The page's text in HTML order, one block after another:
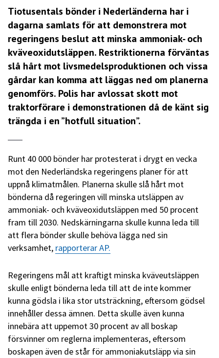
Tiotusentals bönder i Nederländerna har i
dagarna samlats för att demonstrera mot
regeringens beslut att minska ammoniak- och
kväveoxidutsläppen. Restriktionerna förväntas
slå hårt mot livsmedelsproduktionen och vissa
gårdar kan komma att läggas ned om planerna
genomförs. Polis har avlossat skott mot
traktorförare i demonstrationen då de känt sig
trängda i en ”hotfull situation”.
Runt 40 000 bönder har protesterat i drygt en vecka
mot den Nederländska regeringens planer för att
uppnå klimatmålen. Planerna skulle slå hårt mot
bönderna då regeringen vill minska utsläppen av
ammoniak- och kväveoxidutsläppen med 50 procent
fram till 2030. Nedskärningarna skulle kunna leda till
att flera bönder skulle behöva lägga ned sin
verksamhet, rapporterar AP.
Regeringens mål att kraftigt minska kväveutsläppen
skulle enligt bönderna leda till att de inte kommer
kunna gödsla i lika stor utsträckning, eftersom gödsel
innehåller dessa ämnen. Detta skulle även kunna
innebära att uppemot 30 procent av all boskap
försvinner om reglerna implementeras, eftersom
boskapen även de står för ammoniakutsläpp via sin